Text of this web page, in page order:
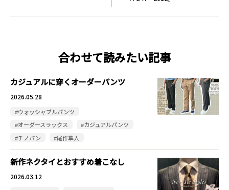
合わせて読みたい記事
カジュアルに穿くオーダーパンツ
2026.05.28
#ウォッシャブルパンツ
#オーダースラックス
#カジュアルパンツ
#チノパン
#尾作隼人
新作ネクタイとおすすめ着こなし
2026.03.12